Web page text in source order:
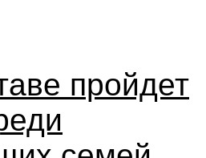
пройдет